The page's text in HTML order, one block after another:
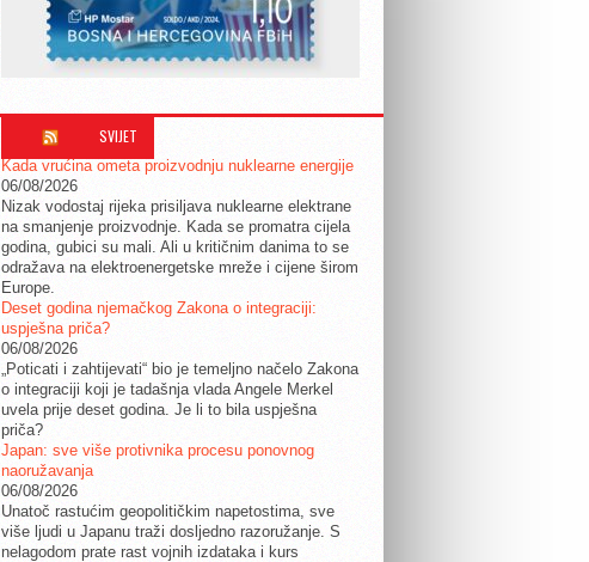
SVIJET
Kada vrućina ometa proizvodnju nuklearne energije
06/08/2026
Nizak vodostaj rijeka prisiljava nuklearne elektrane
na smanjenje proizvodnje. Kada se promatra cijela
godina, gubici su mali. Ali u kritičnim danima to se
odražava na elektroenergetske mreže i cijene širom
Europe.
Deset godina njemačkog Zakona o integraciji:
uspješna priča?
06/08/2026
„Poticati i zahtijevati“ bio je temeljno načelo Zakona
o integraciji koji je tadašnja vlada Angele Merkel
uvela prije deset godina. Je li to bila uspješna
priča?
Japan: sve više protivnika procesu ponovnog
naoružavanja
06/08/2026
Unatoč rastućim geopolitičkim napetostima, sve
više ljudi u Japanu traži dosljedno razoružanje. S
nelagodom prate rast vojnih izdataka i kurs